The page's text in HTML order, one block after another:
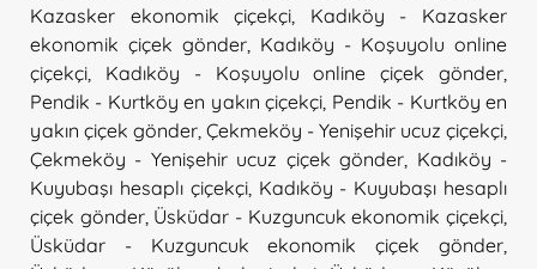
Kazasker ekonomik çiçekçi
Kadıköy - Kazasker
ekonomik çiçek gönder Kadıköy - Koşuyolu online
çiçekçi
Kadıköy - Koşuyolu online çiçek gönder
Pendik - Kurtköy en yakın çiçekçi Pendik - Kurtköy en
yakın çiçek gönder Çekmeköy - Yenişehir ucuz çiçekçi
Çekmeköy - Yenişehir ucuz çiçek gönder Kadıköy -
Kuyubaşı hesaplı çiçekçi, Kadıköy - Kuyubaşı hesaplı
çiçek gönder, Üsküdar - Kuzguncuk ekonomik çiçekçi
Üsküdar - Kuzguncuk ekonomik çiçek gönder